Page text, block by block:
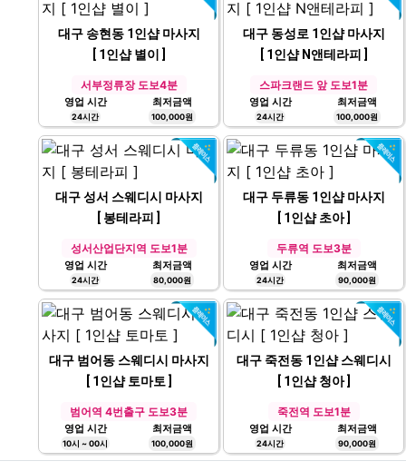
10시 ~ 04시 10시 ~ 05시 170,000원
대구 송현동 1인샵 마사지
[ 1인샵 별이 ]
서부정류장 도보4분
영업 시간
24시간
최저금액
대구 동성로 1인샵 마사지
[ 1인샵 N앤테라피 ]
스파크랜드 앞 도보1분
영업 시간
24시간
최저금액
대구 성서 스웨디시 마사지
[ 봉테라피 ]
성서산업단지역 도보1분
영업 시간
24시간
최저금액
80,000원
대구 두류동 1인샵 마사지
[ 1인샵 초아 ]
두류역 도보3분
영업 시간
24시간
최저금액
90,000원
대구 범어동 스웨디시 마사지
[ 1인샵 토마토 ]
범어역 4번출구 도보3분
대구 죽전동 1인샵 스웨디시
[ 1인샵 청아 ]
죽전역 도보1분